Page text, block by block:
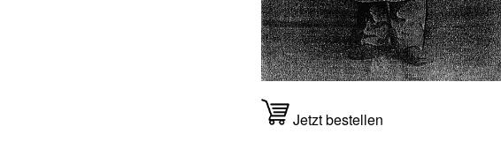
Jetzt bestellen